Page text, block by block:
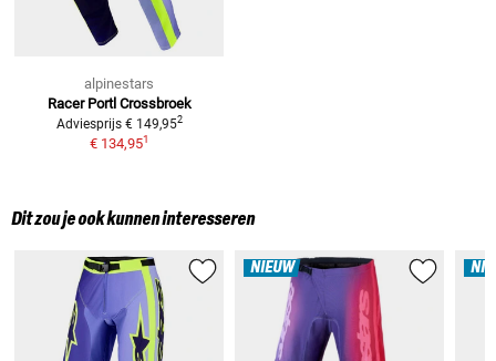
alpinestars
Racer Portl Crossbroek
Adviesprijs € 149,952
€ 134,951
Dit zou je ook kunnen interesseren
NIEUW